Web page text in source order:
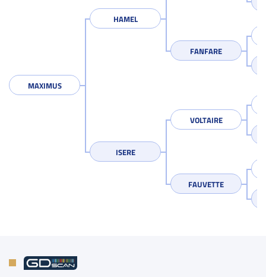
MAXIMUS
HAMEL
FANFARE
ISERE
VOLTAIRE
FAUVETTE